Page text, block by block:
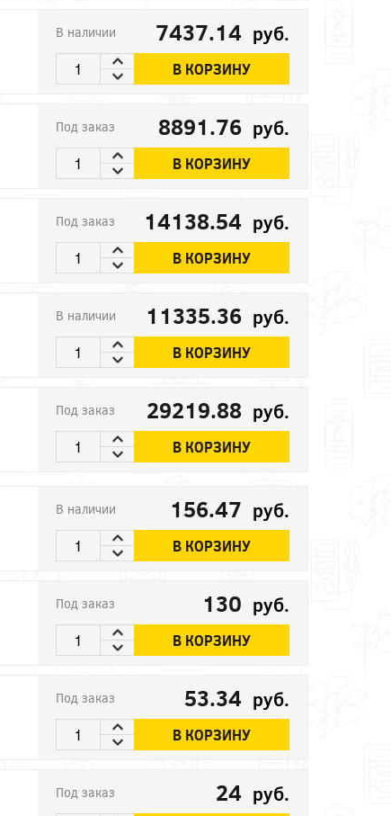
В наличии 7437.14 руб.
В КОРЗИНУ
Под заказ 8891.76 руб.
В КОРЗИНУ
Под заказ 14138.54 руб.
В КОРЗИНУ
В наличии 11335.36 руб.
В КОРЗИНУ
Под заказ 29219.88 руб.
В КОРЗИНУ
В наличии 156.47 руб.
В КОРЗИНУ
Под заказ 130 руб.
В КОРЗИНУ
Под заказ 53.34 руб.
В КОРЗИНУ
Под заказ 24 руб.